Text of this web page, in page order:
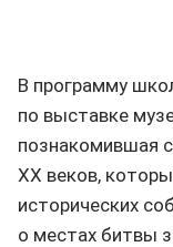
В программу
по выставке
познакомившая
ХХ веков,
исторических
о местах битвы